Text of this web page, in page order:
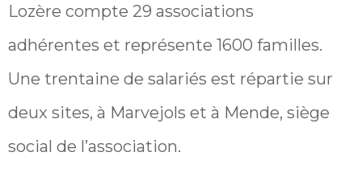
Lozère compte 29 associations
adhérentes et représente 1600 familles.
Une trentaine de salariés est répartie sur
deux sites, à Marvejols et à Mende, siège
social de l’association.